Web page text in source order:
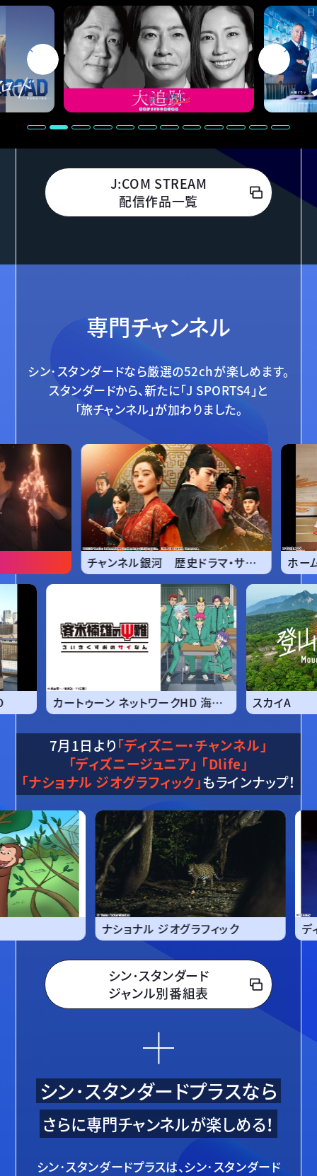
J:COM STREAM
配信作品一覧
専門チャンネル
シン･スタンダードなら厳選の52chが楽しめます。
スタンダードから、新たに「J SPORTS4」と
「旅チャンネル」が加わりました。
チャンネル銀河 歴史ドラマ・サスペンス・日本のうた
画専門チャンネル HD
7月1日より「ディズニー・チャンネル」
「ディズニージュニア」 「Dlife」
「ナショナル ジオグラフィック」もラインナップ！
ナル ジオグラフィック ディズニー・チャンネル
シン･スタンダード
ジャンル別番組表
シン･スタンダードプラスなら
さらに専門チャンネルが楽しめる！
シン･スタンダードプラスは、シン･スタンダード